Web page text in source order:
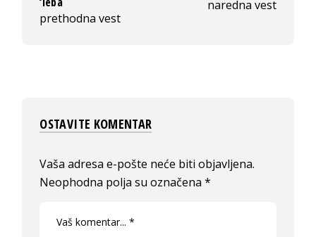
prethodna vest
naredna vest
OSTAVITE KOMENTAR
Vaša adresa e-pošte neće biti objavljena.
Neophodna polja su označena*